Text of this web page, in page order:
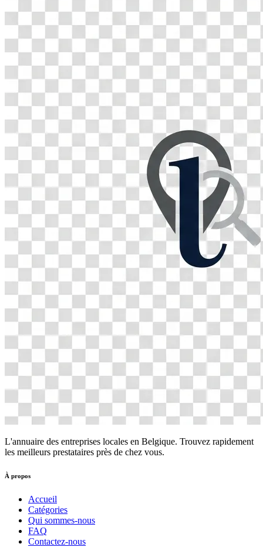
L'annuaire des entreprises locales en Belgique. Trouvez rapidement
les meilleurs prestataires près de chez vous.
À propos
Accueil
Catégories
Qui sommes-nous
FAQ
Contactez-nous